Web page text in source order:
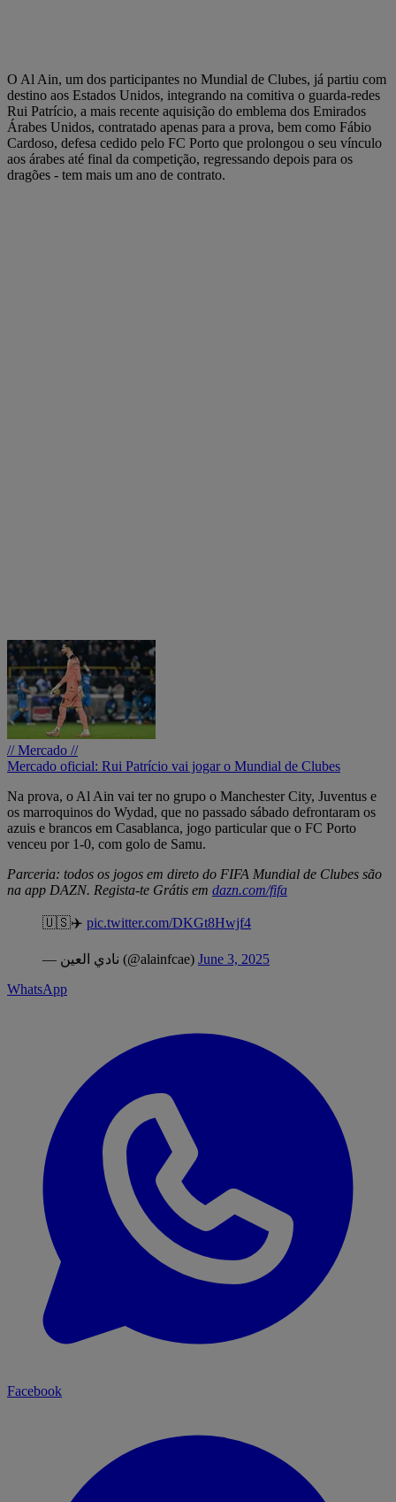
O Al Ain, um dos participantes no Mundial de Clubes, já partiu com
destino aos Estados Unidos, integrando na comitiva o guarda-redes
Rui Patrício, a mais recente aquisição do emblema dos Emirados
Árabes Unidos, contratado apenas para a prova, bem como Fábio
Cardoso, defesa cedido pelo FC Porto que prolongou o seu vínculo
aos árabes até final da competição, regressando depois para os
dragões - tem mais um ano de contrato.
// Mercado //
Mercado oficial: Rui Patrício vai jogar o Mundial de Clubes
Na prova, o Al Ain vai ter no grupo o Manchester City, Juventus e
os marroquinos do Wydad, que no passado sábado defrontaram os
azuis e brancos em Casablanca, jogo particular que o FC Porto
venceu por 1-0, com golo de Samu.
Parceria: todos os jogos em direto do FIFA Mundial de Clubes são
na app DAZN. Regista-te Grátis em dazn.com/fifa
🇺🇸✈️ pic.twitter.com/DKGt8Hwjf4
— نادي العين (@alainfcae) June 3, 2025
WhatsApp
Facebook